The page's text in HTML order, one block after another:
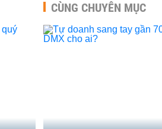
CÙNG CHUYÊN MỤC